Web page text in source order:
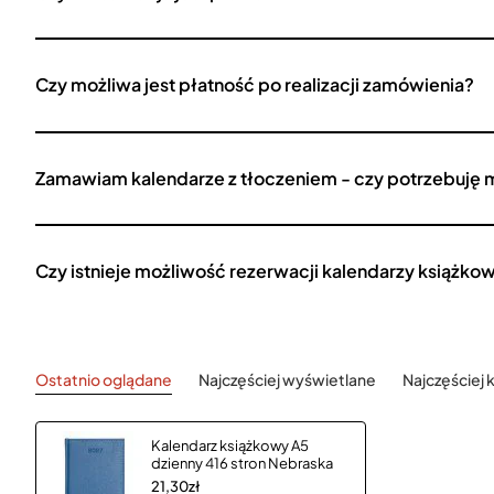
Czy możliwa jest płatność po realizacji zamówienia?
Zamawiam kalendarze z tłoczeniem - czy potrzebuję
Czy istnieje możliwość rezerwacji kalendarzy
Ostatnio oglądane Najczęściej wyświetlane Najczęściej
Kalendarz książkowy A5
dzienny 416 stron Nebraska
21,30zł